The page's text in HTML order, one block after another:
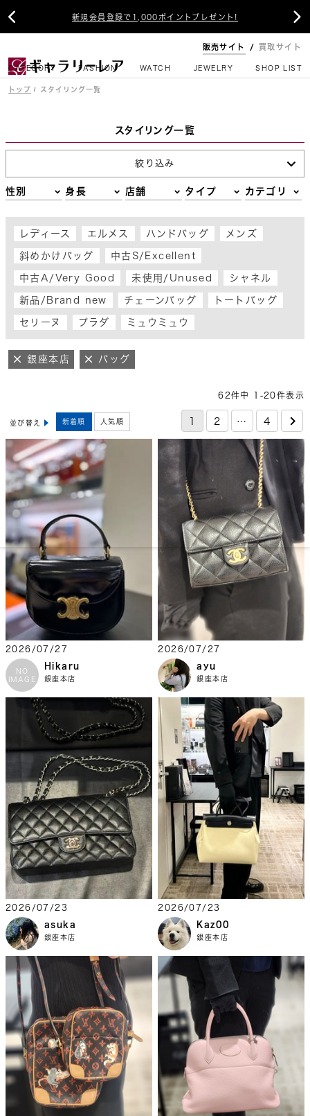
新入荷アイテム毎日12時更新！
 
販売サイト 買取サイト
CATEGORY FASHION WATCH JEWELRY SHOP LIST
トップ スタイリング一覧
スタイリング一覧
絞り込み
性別 身長 店舗 タイプ カテゴリ
レディース エルメス ハンドバッグ メンズ
斜めかけバッグ 中古S/Excellent
中古A/Very Good 未使用/Unused シャネル
新品/Brand new チェーンバッグ トートバッグ
セリーヌ プラダ ミュウミュウ
銀座本店 バッグ
並び替え 新着順 人気順
62件中 1 -20件表示
1 2 … 4
2026/07/27
NO
IMAGE
Hikaru
銀座本店
2026/07/27
ayu
銀座本店
2026/07/23
asuka
銀座本店
2026/07/23
Kaz00
銀座本店